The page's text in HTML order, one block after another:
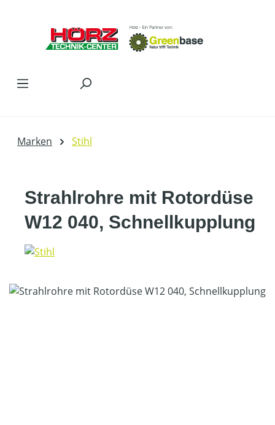
Marken Stihl
Strahlrohre mit Rotordüse
W12 040, Schnellkupplung
Bildergalerie überspringen